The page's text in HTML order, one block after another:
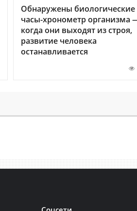
Обнаружены биологические
часы-хронометр организма
когда они выходят из строя,
развитие человека
останавливается